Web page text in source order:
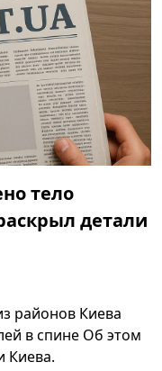
тело
детали
районов Киева
в спине Об этом
Киева.